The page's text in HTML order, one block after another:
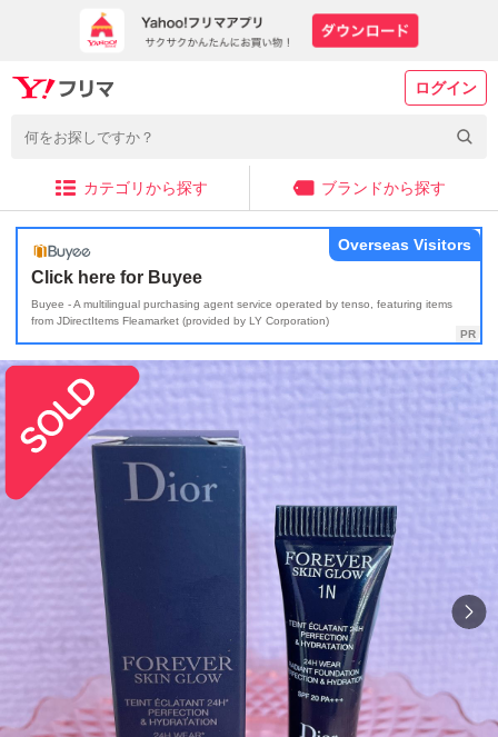
ログイン
カテゴリから探す ブランドから探す
Click here for Buyee
Buyee - A multilingual purchasing agent service operated by tenso, featuring items
from JDirectItems Fleamarket (provided by LY Corporation)
Overseas Visitors